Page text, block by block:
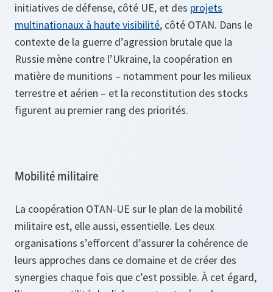
initiatives de défense, côté UE, et des projets
multinationaux à haute visibilité, côté OTAN. Dans le
contexte de la guerre d’agression brutale que la
Russie mène contre l’Ukraine, la coopération en
matière de munitions – notamment pour les milieux
terrestre et aérien – et la reconstitution des stocks
figurent au premier rang des priorités.
Mobilité militaire
La coopération OTAN-UE sur le plan de la mobilité
militaire est, elle aussi, essentielle. Les deux
organisations s’efforcent d’assurer la cohérence de
leurs approches dans ce domaine et de créer des
synergies chaque fois que c’est possible. À cet égard,